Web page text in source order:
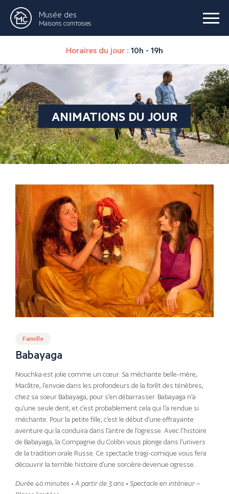
Musée des
Maisons comtoises
Horaires du jour : 10h - 19h
ANIMATIONS DU JOUR
Famille
Babayaga
Nouchka est jolie comme un cœur. Sa méchante belle-mère,
Marâtre, l’envoie dans les profondeurs de la forêt des ténèbres,
chez sa sœur Babayaga, pour s’en débarrasser. Babayaga n’a
qu’une seule dent, et c’est probablement cela qui l’a rendue si
méchante. Pour la petite fille, c’est le début d’une effrayante
aventure qui la conduira dans l’antre de l’ogresse. Avec l’histoire
de Babayaga, la Compagnie du Colibri vous plonge dans l’univers
de la tradition orale Russe. Ce spectacle tragi-comique vous fera
découvrir la terrible histoire d’une sorcière devenue ogresse.
Durée 40 minutes • À partir de 3 ans • Spectacle en intérieur –